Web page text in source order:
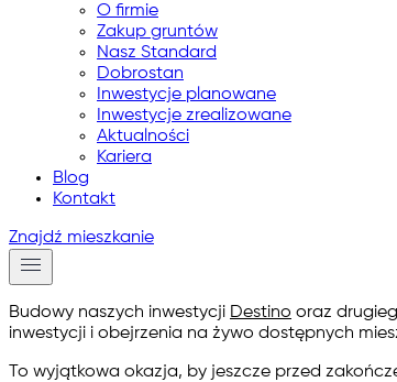
O firmie
Zakup gruntów
Nasz Standard
Dobrostan
Inwestycje planowane
Inwestycje zrealizowane
Aktualności
Kariera
Blog
Kontakt
Znajdź mieszkanie
Budowy naszych inwestycji Destino oraz
inwestycji i obejrzenia na żywo dostępnych
To wyjątkowa okazja, by jeszcze przed